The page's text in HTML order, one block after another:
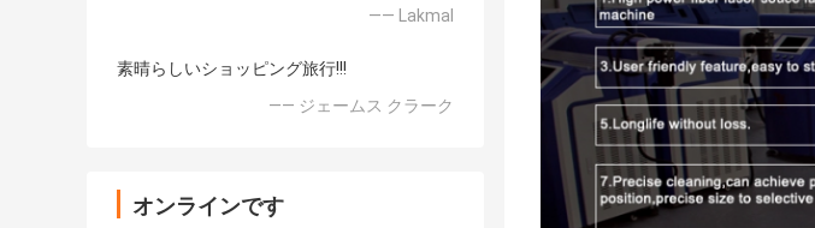
—— Lakmal
素晴らしいショッピング旅行!!!
—— ジェームス クラーク
オンラインです